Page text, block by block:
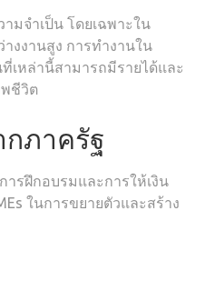
มจำเป็น โดยเฉพาะใน
งงานสูง การทำงานใน
เหล่านี้สามารถมีรายได้และ
ชีวิต
ภาครัฐ
รฝึกอบรมและการให้เงิน
ในการขยายตัวและสร้าง